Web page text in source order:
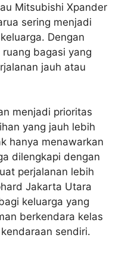
Mitsubishi Xpander
sering menjadi
Dengan
bagasi yang
jauh atau
menjadi prioritas
yang jauh lebih
hanya menawarkan
dilengkapi dengan
perjalanan lebih
Jakarta Utara
keluarga yang
berkendara kelas
sendiri.